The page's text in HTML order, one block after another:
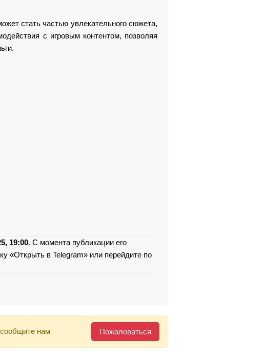
стать частью увлекательного сюжета,
с игровым контентом, позволяя
19:00. С момента публикации его
«Открыть в Telegram» или перейдите по
нам Пожаловаться